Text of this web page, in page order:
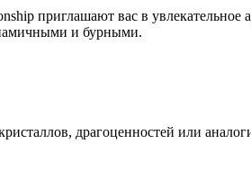
приглашают вас в увлекательное
и бурными.
драгоценностей или